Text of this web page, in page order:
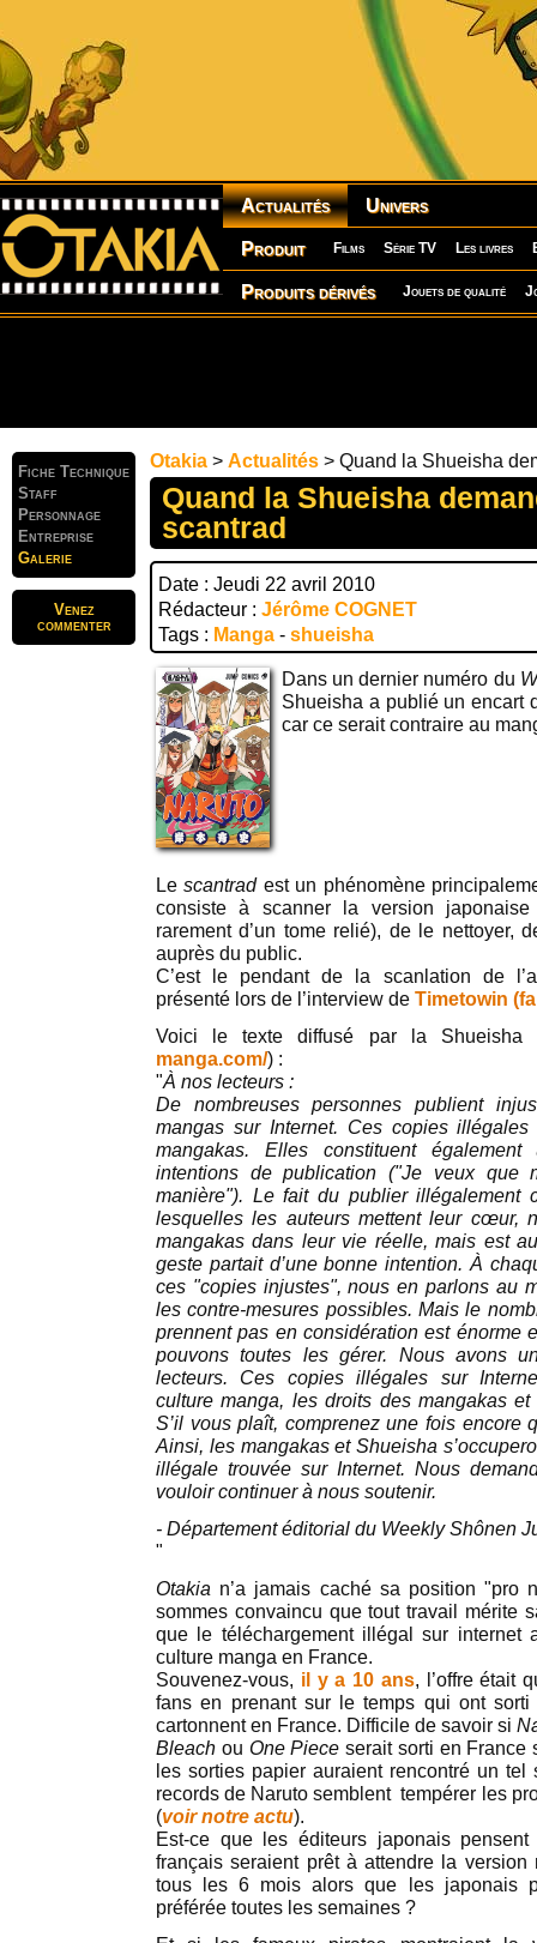
Actualités Univers
Produit Films Série TV Les livres
Produits dérivés Jouets de qualité
Fiche Technique
Staff
Personnage
Entreprise
Galerie
Venez
commenter
Otakia > Actualités > Quand la Shueisha
Quand la Shueisha
scantrad
Date : Jeudi 22 avril 2010
Rédacteur : Jérôme COGNET
Tags : Manga - shueisha
Dans un dernier numéro du
Shueisha a publié un encart
car ce serait contraire au
Lescantradest un phénomène
consiste à scanner la version
rarement d’un tome relié), de le nettoyer,
auprès du public.
C’est le pendant de la scanlation de
présenté lors de l’interview de Timetowin
Voici le texte diffusé par la Shueisha
manga.com/) :
"À nos lecteurs :
De nombreuses personnes publient
mangas sur Internet. Ces copies
mangakas. Elles constituent
intentions de publication ("Je veux que
manière"). Le fait du publier
lesquelles les auteurs mettent leur cœur,
mangakas dans leur vie réelle, mais est
geste partait d’une bonne intention. À
ces "copies injustes", nous en parlons au
les contre-mesures possibles. Mais le
prennent pas en considération est énorme
pouvons toutes les gérer. Nous avons
lecteurs. Ces copies illégales sur
culture manga, les droits des mangakas et
S’il vous plaît, comprenez une fois encore
Ainsi, les mangakas et Shueisha
illégale trouvée sur Internet. Nous
vouloir continuer à nous soutenir.
- Département éditorial du Weekly Shônen
"
Otakia n’a jamais caché sa position "pro
sommes convaincu que tout travail mérite
que le téléchargement illégal sur internet
culture manga en France.
Souvenez-vous, il y a 10 ans, l’offre était
fans en prenant sur le temps qui ont sorti
cartonnent en France. Difficile de savoir si
Bleach ou One Piece serait sorti en France
les sorties papier auraient rencontré un
records de Naruto semblent tempérer les
(voir notre actu).
Est-ce que les éditeurs japonais
français seraient prêt à attendre la
tous les 6 mois alors que les japonais
préférée toutes les semaines ?